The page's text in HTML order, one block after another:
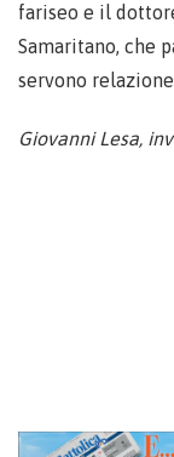
fariseo e il
Samaritano, che
servono
Giovanni Lesa,